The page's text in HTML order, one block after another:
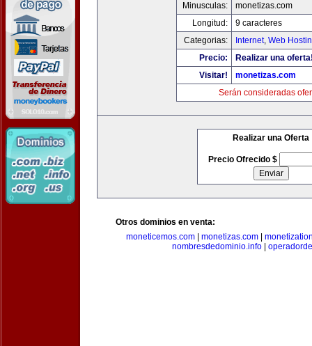
Minusculas:
monetizas.com
Longitud:
9 caracteres
Categorias:
Internet, Web
Precio:
Realizar una
Visitar!
monetizas.com
Serán consideradas
Realizar una Oferta
Precio Ofrecido $
Otros dominios en venta:
moneticemos.com
monetizas.com
nombresdedominio.info